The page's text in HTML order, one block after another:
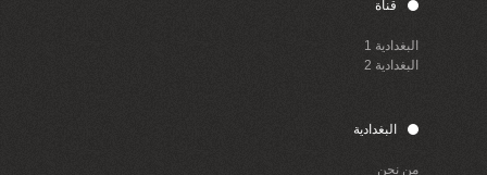
قناة
البغدادية 1
البغدادية 2
البغدادية
من نحن